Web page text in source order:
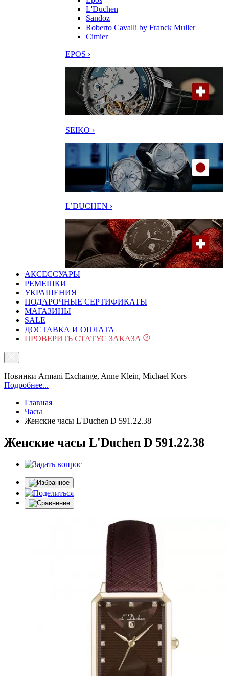
L'Duchen
Sandoz
Roberto Cavalli by Franck Muller
Cimier
EPOS ›
SEIKO ›
L’DUCHEN ›
АКСЕССУАРЫ
РЕМЕШКИ
УКРАШЕНИЯ
ПОДАРОЧНЫЕ СЕРТИФИКАТЫ
МАГАЗИНЫ
SALE
ДОСТАВКА И ОПЛАТА
ПРОВЕРИТЬ СТАТУС ЗАКАЗА
Новинки Armani Exchange, Anne Klein, Michael Kors
Подробнее...
Главная
Часы
Женские часы L'Duchen D 591.22.38
Женские часы L'Duchen D 591.22.38